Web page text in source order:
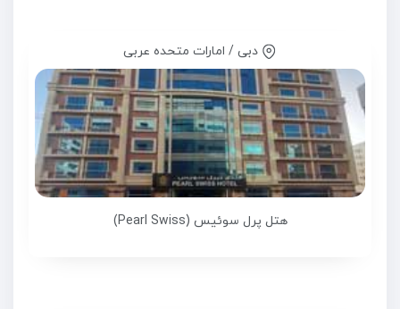
دبی / امارات متحده عربی
هتل پرل سوئیس (Pearl Swiss)